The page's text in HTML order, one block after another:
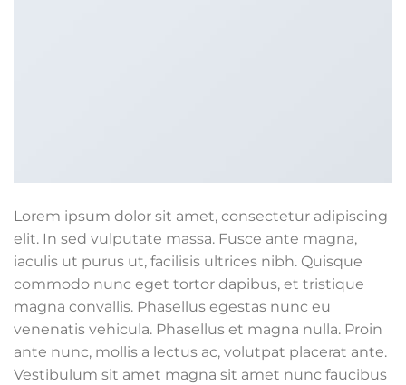
Lorem ipsum dolor sit amet, consectetur adipiscing
elit. In sed vulputate massa. Fusce ante magna,
iaculis ut purus ut, facilisis ultrices nibh. Quisque
commodo nunc eget tortor dapibus, et tristique
magna convallis. Phasellus egestas nunc eu
venenatis vehicula. Phasellus et magna nulla. Proin
ante nunc, mollis a lectus ac, volutpat placerat ante.
Vestibulum sit amet magna sit amet nunc faucibus